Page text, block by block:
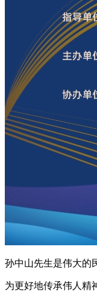
孙中山先生是伟大的
为更好地传承伟人精